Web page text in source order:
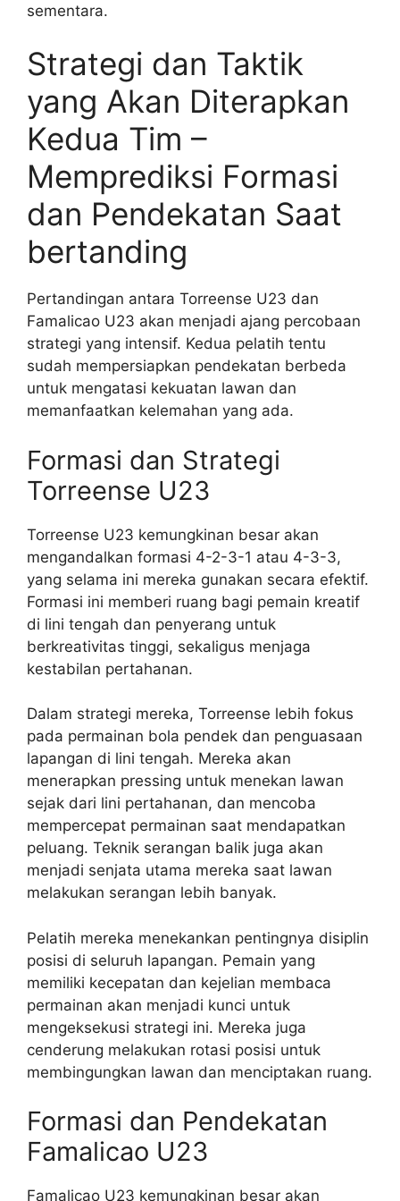
sementara.
Strategi dan Taktik
yang Akan Diterapkan
Kedua Tim –
Memprediksi Formasi
dan Pendekatan Saat
bertanding
Pertandingan antara Torreense U23 dan
Famalicao U23 akan menjadi ajang percobaan
strategi yang intensif. Kedua pelatih tentu
sudah mempersiapkan pendekatan berbeda
untuk mengatasi kekuatan lawan dan
memanfaatkan kelemahan yang ada.
Formasi dan Strategi
Torreense U23
Torreense U23 kemungkinan besar akan
mengandalkan formasi 4-2-3-1 atau 4-3-3,
yang selama ini mereka gunakan secara efektif.
Formasi ini memberi ruang bagi pemain kreatif
di lini tengah dan penyerang untuk
berkreativitas tinggi, sekaligus menjaga
kestabilan pertahanan.
Dalam strategi mereka, Torreense lebih fokus
pada permainan bola pendek dan penguasaan
lapangan di lini tengah. Mereka akan
menerapkan pressing untuk menekan lawan
sejak dari lini pertahanan, dan mencoba
mempercepat permainan saat mendapatkan
peluang. Teknik serangan balik juga akan
menjadi senjata utama mereka saat lawan
melakukan serangan lebih banyak.
Pelatih mereka menekankan pentingnya disiplin
posisi di seluruh lapangan. Pemain yang
memiliki kecepatan dan kejelian membaca
permainan akan menjadi kunci untuk
mengeksekusi strategi ini. Mereka juga
cenderung melakukan rotasi posisi untuk
membingungkan lawan dan menciptakan ruang.
Formasi dan Pendekatan
Famalicao U23
Famalicao U23 kemungkinan besar akan